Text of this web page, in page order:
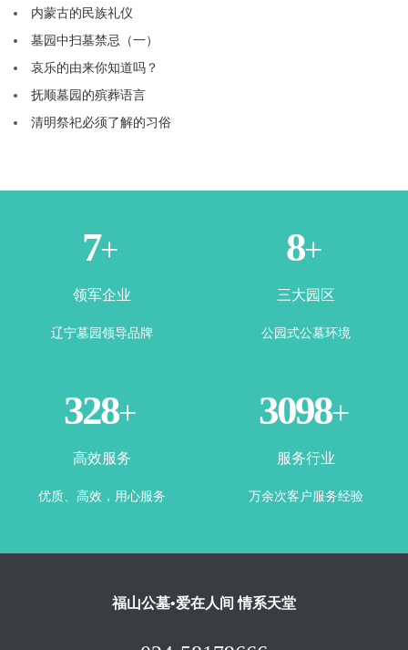
内蒙古的民族礼仪
墓园中扫墓禁忌（一）
哀乐的由来你知道吗？
抚顺墓园的殡葬语言
清明祭祀必须了解的习俗
2+
领军企业
辽宁墓园领导品牌
4+
三大园区
公园式公墓环境
360+
高效服务
优质、高效，用心服务
3443+
服务行业
万余次客户服务经验
福山公墓•爱在人间 情系天堂